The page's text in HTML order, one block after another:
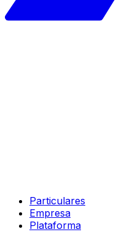
Particulares
Empresa
Plataforma